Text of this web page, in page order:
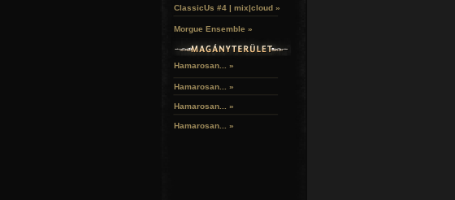
ClassicUs #4 | mix|cloud »
Morgue Ensemble »
Hamarosan... »
Hamarosan... »
Hamarosan... »
Hamarosan... »